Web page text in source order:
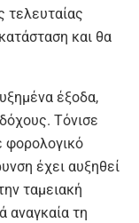
τελευταίας
και θα
έξοδα,
Τόνισε
φορολογικό
έχει αυξηθεί
ταμειακή
αναγκαία τη